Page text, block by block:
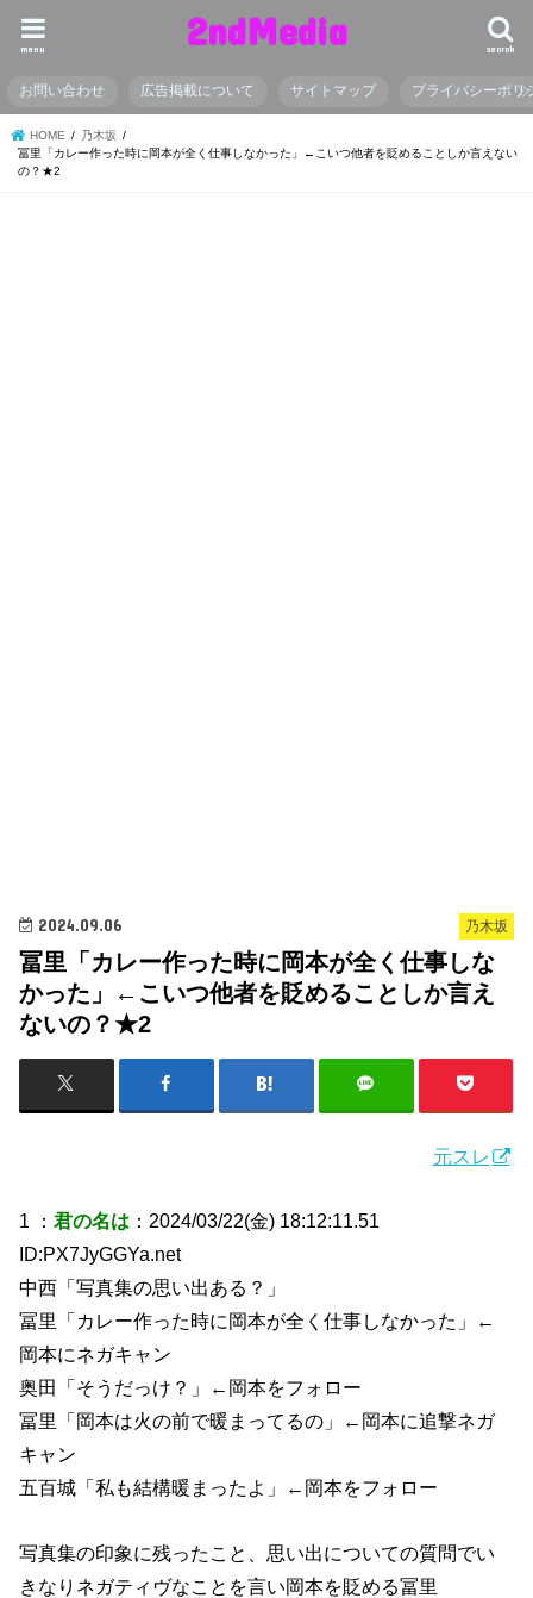
2ndMedia search
menu
お問い合わせ 広告掲載について サイトマップ プライバシーポリ
HOME
乃木坂
冨里「カレー作った時に岡本が全く仕事しなかった」←こいつ他者を貶めることしか言えない
の？★2
乃木坂
2024.09.06
冨里「カレー作った時に岡本が全く仕事しな
かった」←こいつ他者を貶めることしか言え
ないの？★2
元スレ
1 ：君の名は ：2024/03/22(金) 18:12:11.51
ID:PX7JyGGYa.net
中西「写真集の思い出ある？」
冨里「カレー作った時に岡本が全く仕事しなかった」←
岡本にネガキャン
奥田「そうだっけ？」←岡本をフォロー
冨里「岡本は火の前で暖まってるの」←岡本に追撃ネガ
キャン
五百城「私も結構暖まったよ」←岡本をフォロー
写真集の印象に残ったこと、思い出についての質問でい
きなりネガティヴなことを言い岡本を貶める冨里